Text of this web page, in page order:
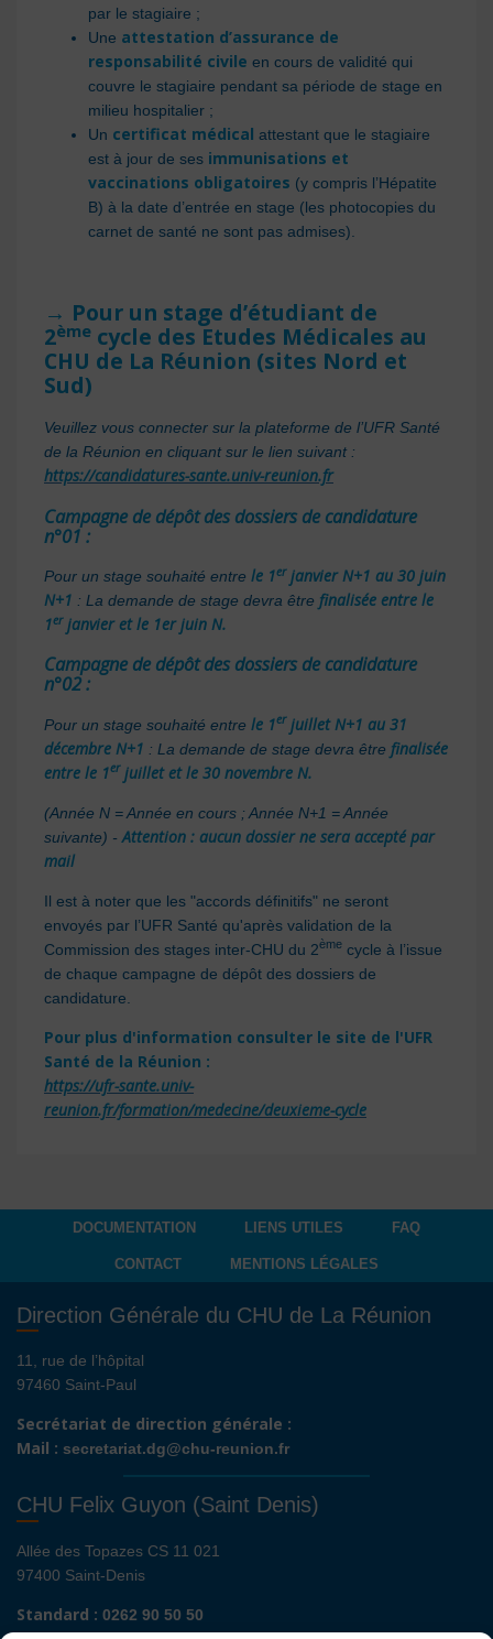
par le stagiaire ;
Une attestation d’assurance de
responsabilité civile en cours de validité qui
couvre le stagiaire pendant sa période de stage en
milieu hospitalier ;
Un certificat médical attestant que le stagiaire
est à jour de ses immunisations et
vaccinations obligatoires (y compris l’Hépatite
B) à la date d’entrée en stage (les photocopies du
carnet de santé ne sont pas admises).
→ Pour un stage d’étudiant de
2ème cycle des Etudes Médicales au
CHU de La Réunion (sites Nord et
Sud)
Veuillez vous connecter sur la plateforme de l’UFR Santé
de la Réunion en cliquant sur le lien suivant :
https://candidatures-sante.univ-reunion.fr
Campagne de dépôt des dossiers de candidature
n°01 :
Pour un stage souhaité entre le 1erjanvier N+1 au 30 juin
N+1 : La demande de stage devra être finalisée entre le
1erjanvier et le 1er juin N.
Campagne de dépôt des dossiers de candidature
n°02 :
Pour un stage souhaité entre le 1erjuillet N+1 au 31
décembre N+1 : La demande de stage devra être finalisée
entre le 1erjuillet et le 30 novembre N.
(Année N = Année en cours ; Année N+1 = Année
suivante) - Attention : aucun dossier ne sera accepté par
mail
Il est à noter que les "accords définitifs" ne seront
envoyés par l’UFR Santé qu'après validation de la
Commission des stages inter-CHU du 2ème cycle à l’issue
de chaque campagne de dépôt des dossiers de
candidature.
Pour plus d'information consulter le site de l'UFR
Santé de la Réunion :
https://ufr-sante.univ-
reunion.fr/formation/medecine/deuxieme-cycle
DOCUMENTATION LIENS UTILES FAQ
CONTACT MENTIONS LÉGALES
Direction Générale du CHU de La Réunion
11, rue de l’hôpital
97460 Saint-Paul
Secrétariat de direction générale :
Mail : secretariat.dg@chu-reunion.fr
CHU Felix Guyon (Saint Denis)
Allée des Topazes CS 11 021
97400 Saint-Denis
Standard : 0262 90 50 50